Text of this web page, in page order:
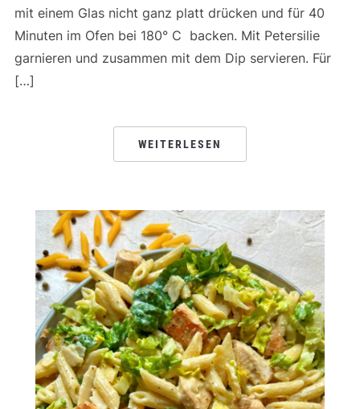
mit einem Glas nicht ganz platt drücken und für 40
Minuten im Ofen bei 180° C backen. Mit Petersilie
garnieren und zusammen mit dem Dip servieren. Für
[…]
WEITERLESEN